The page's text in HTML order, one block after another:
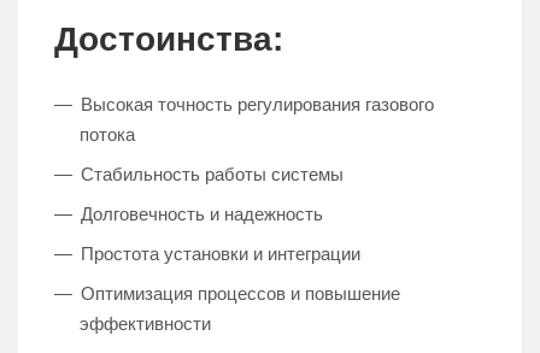
Достоинства:
Высокая точность регулирования газового
потока
Стабильность работы системы
Долговечность и надежность
Простота установки и интеграции
Оптимизация процессов и повышение
эффективности